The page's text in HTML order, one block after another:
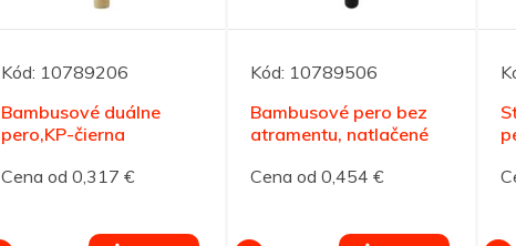
Kód: 10789206
Bambusové duálne
pero,KP-čierna
Cena od 0,317 €
Kód: 10789506
Bambusové pero bez
atramentu, natlačené
Cena od 0,454 €